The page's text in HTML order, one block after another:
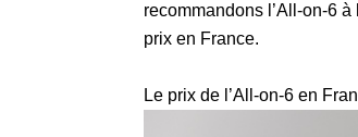
recommandons l’All-on-6 à
prix en France.
Le prix de l’All-on-6 en